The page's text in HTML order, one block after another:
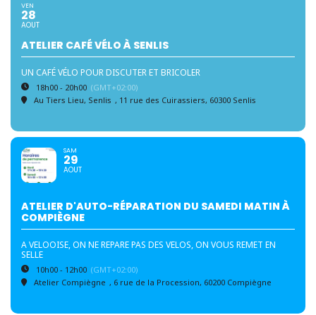
VEN
28
AOUT
ATELIER CAFÉ VÉLO À SENLIS
UN CAFÉ VÉLO POUR DISCUTER ET BRICOLER
18h00 - 20h00 (GMT+02:00)
Au Tiers Lieu, Senlis , 11 rue des Cuirassiers, 60300 Senlis
SAM
29
AOUT
ATELIER D'AUTO-RÉPARATION DU SAMEDI MATIN À
COMPIÈGNE
A VELOOISE, ON NE REPARE PAS DES VELOS, ON VOUS REMET EN
SELLE
10h00 - 12h00 (GMT+02:00)
Atelier Compiègne , 6 rue de la Procession, 60200 Compiègne